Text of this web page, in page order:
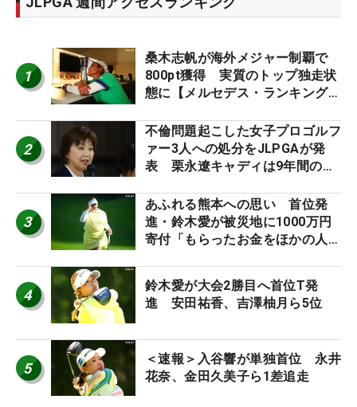
1
桑木志帆が海外メジャー制覇で
800pt獲得 実質のトップ独走状
態に【メルセデス・ランキング番
2
不倫問題起こした女子プロゴルフ
ァー3人への処分をJLPGAが発
表 栗永遼キャディは9年間の立
3
あふれる熊本への思い 首位発
進・鈴木愛が被災地に1000万円
寄付「もらったお金をほかの人
4
鈴木愛が大会2勝目へ首位T発
進 安田祐香、吉澤柚月ら5位
5
＜速報＞入谷響が単独首位 永井
花奈、金田久美子ら1差追走